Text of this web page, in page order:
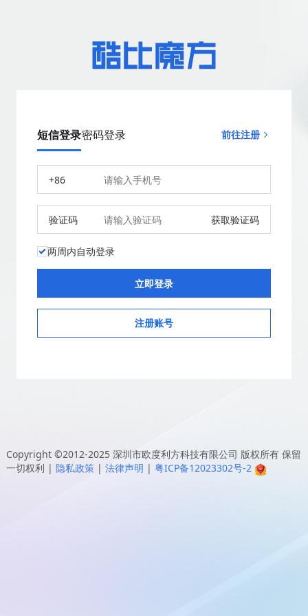
短信登录密码登录 前往注册
+86
验证码 获取验证码
两周内自动登录
注册账号
Copyright ©2012-2025 深圳市欧度利方科技有限公司 版权所有 保留
一切权利 | 隐私政策 | 法律声明 | 粤ICP备12023302号-2